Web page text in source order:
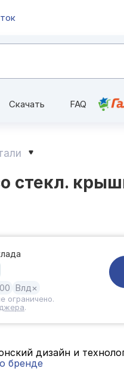
Скачать FAQ
стекл.
Влд×
ограничено.
.
дизайн и
бренде